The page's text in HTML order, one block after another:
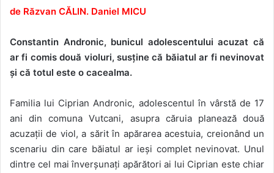
de Răzvan CĂLIN. Daniel MICU
Constantin Andronic, bunicul adolescentului acuzat că
ar fi comis două violuri, susține că băiatul ar fi nevinovat
și că totul este o cacealma.
Familia lui Ciprian Andronic, adolescentul în vârstă de 17
ani din comuna Vutcani, asupra căruia planează două
acuzații de viol, a sărit în apărarea acestuia, creionând un
scenariu din care băiatul ar ieși complet nevinovat. Unul
dintre cel mai înverșunați apărători ai lui Ciprian este chiar